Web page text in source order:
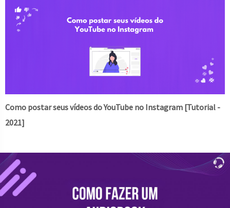
Como postar seus vídeos do YouTube no Instagram [Tutorial -
2021]